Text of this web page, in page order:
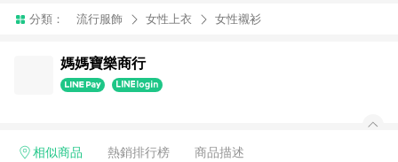
分類： 流行服飾 女性上衣 女性襯衫
媽媽寶樂商行
相似商品 熱銷排行榜 商品描述